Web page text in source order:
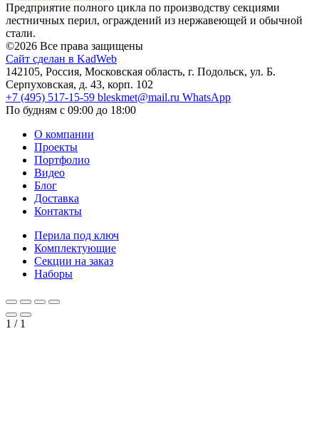
Предприятие полного цикла по производству секциями
лестничных перил, ограждений из нержавеющей и обычной
стали.
©2026 Все права защищены
Сайт сделан в KadWeb
142105, Россия, Московская область, г. Подольск, ул. Б.
Серпуховская, д. 43, корп. 102
+7 (495) 517-15-59 bleskmet@mail.ru WhatsApp
По будням с 09:00 до 18:00
О компании
Проекты
Портфолио
Видео
Блог
Доставка
Контакты
Перила под ключ
Комплектующие
Секции на заказ
Наборы
1 / 1